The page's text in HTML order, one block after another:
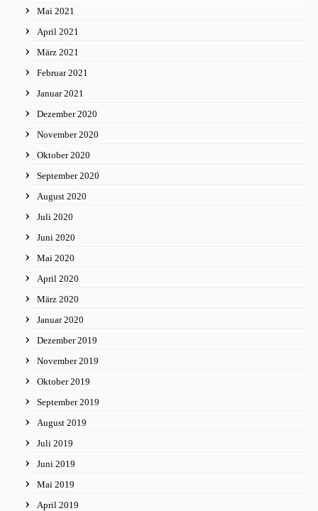
Mai 2021
April 2021
März 2021
Februar 2021
Januar 2021
Dezember 2020
November 2020
Oktober 2020
September 2020
August 2020
Juli 2020
Juni 2020
Mai 2020
April 2020
März 2020
Januar 2020
Dezember 2019
November 2019
Oktober 2019
September 2019
August 2019
Juli 2019
Juni 2019
Mai 2019
April 2019